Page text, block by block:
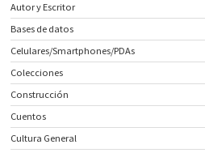
Autor y Escritor
Bases de datos
Celulares/Smartphones/PDAs
Colecciones
Construcción
Cuentos
Cultura General